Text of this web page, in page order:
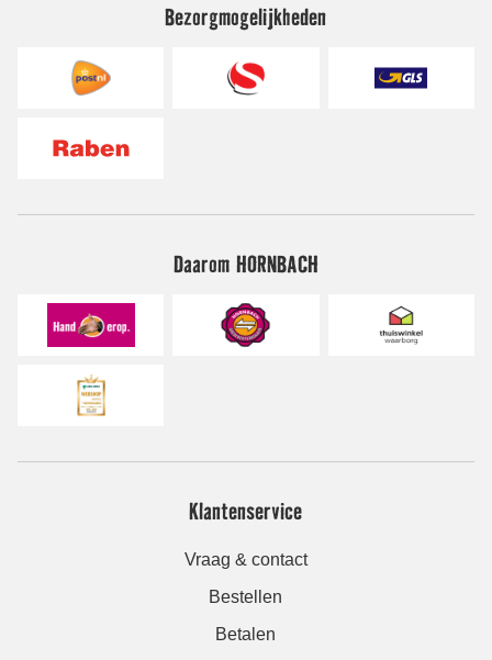
Bezorgmogelijkheden
Daarom HORNBACH
Klantenservice
Vraag & contact
Bestellen
Betalen